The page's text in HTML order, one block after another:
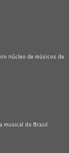
núcleo de músicos de
musical do Brasil